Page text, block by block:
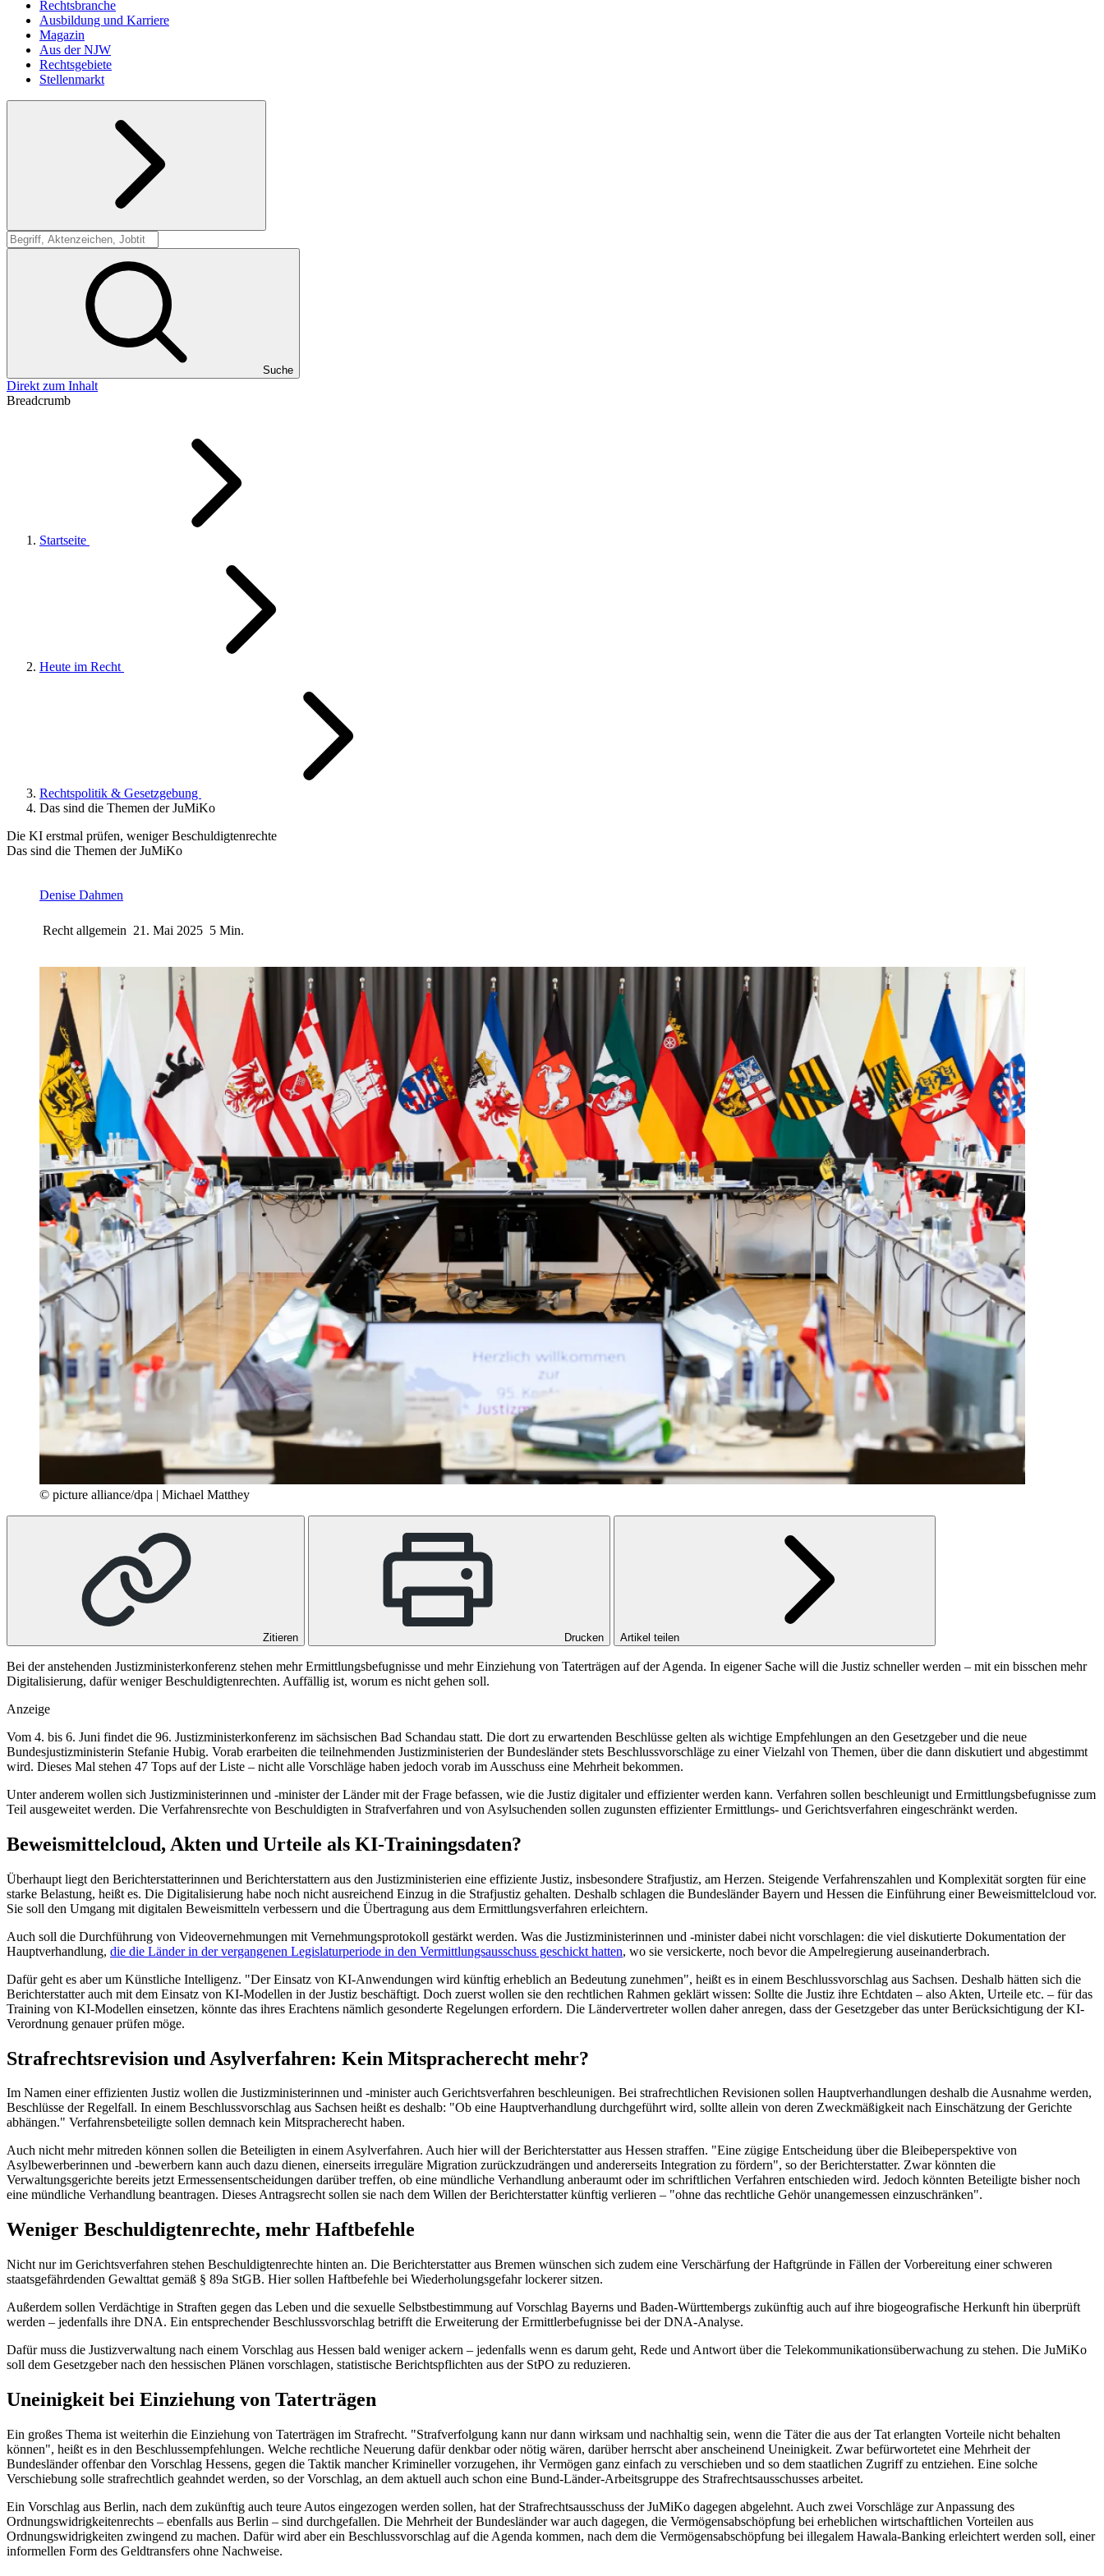
Rechtsbranche
Ausbildung und Karriere
Magazin
Aus der NJW
Rechtsgebiete
Stellenmarkt
Suche
Suche
Direkt zum Inhalt
Breadcrumb
Startseite
Heute im Recht
Rechtspolitik & Gesetzgebung
Das sind die Themen der JuMiKo
Die KI erstmal prüfen, weniger Beschuldigtenrechte
Das sind die Themen der JuMiKo
Denise Dahmen
Recht allgemein 21. Mai 2025 5 Min.
© picture alliance/dpa | Michael Matthey
Zitieren Drucken Artikel teilen
Bei der anstehenden Justizministerkonferenz stehen mehr Ermittlungsbefugnisse und mehr Einziehung von Taterträgen auf der Agenda. In eigener Sache will die Justiz schneller werden – mit ein bisschen mehr
Digitalisierung, dafür weniger Beschuldigtenrechten. Auffällig ist, worum es nicht gehen soll.
Anzeige
Vom 4. bis 6. Juni findet die 96. Justizministerkonferenz im sächsischen Bad Schandau statt. Die dort zu erwartenden Beschlüsse gelten als wichtige Empfehlungen an den Gesetzgeber und die neue
Bundesjustizministerin Stefanie Hubig. Vorab erarbeiten die teilnehmenden Justizministerien der Bundesländer stets Beschlussvorschläge zu einer Vielzahl von Themen, über die dann diskutiert und abgestimmt
wird. Dieses Mal stehen 47 Tops auf der Liste – nicht alle Vorschläge haben jedoch vorab im Ausschuss eine Mehrheit bekommen.
Unter anderem wollen sich Justizministerinnen und -minister der Länder mit der Frage befassen, wie die Justiz digitaler und effizienter werden kann. Verfahren sollen beschleunigt und Ermittlungsbefugnisse zum
Teil ausgeweitet werden. Die Verfahrensrechte von Beschuldigten in Strafverfahren und von Asylsuchenden sollen zugunsten effizienter Ermittlungs- und Gerichtsverfahren eingeschränkt werden.
Beweismittelcloud, Akten und Urteile als KI-Trainingsdaten?
Überhaupt liegt den Berichterstatterinnen und Berichterstattern aus den Justizministerien eine effiziente Justiz, insbesondere Strafjustiz, am Herzen. Steigende Verfahrenszahlen und Komplexität sorgten für eine
starke Belastung, heißt es. Die Digitalisierung habe noch nicht ausreichend Einzug in die Strafjustiz gehalten. Deshalb schlagen die Bundesländer Bayern und Hessen die Einführung einer Beweismittelcloud vor.
Sie soll den Umgang mit digitalen Beweismitteln verbessern und die Übertragung aus dem Ermittlungsverfahren erleichtern.
Auch soll die Durchführung von Videovernehmungen mit Vernehmungsprotokoll gestärkt werden. Was die Justizministerinnen und -minister dabei nicht vorschlagen: die viel diskutierte Dokumentation der
Hauptverhandlung, die die Länder in der vergangenen Legislaturperiode in den Vermittlungsausschuss geschickt hatten, wo sie versickerte, noch bevor die Ampelregierung auseinanderbrach.
Dafür geht es aber um Künstliche Intelligenz. "Der Einsatz von KI-Anwendungen wird künftig erheblich an Bedeutung zunehmen", heißt es in einem Beschlussvorschlag aus Sachsen. Deshalb hätten sich die
Berichterstatter auch mit dem Einsatz von KI-Modellen in der Justiz beschäftigt. Doch zuerst wollen sie den rechtlichen Rahmen geklärt wissen: Sollte die Justiz ihre Echtdaten – also Akten, Urteile etc. – für das
Training von KI-Modellen einsetzen, könnte das ihres Erachtens nämlich gesonderte Regelungen erfordern. Die Ländervertreter wollen daher anregen, dass der Gesetzgeber das unter Berücksichtigung der KI-
Verordnung genauer prüfen möge.
Strafrechtsrevision und Asylverfahren: Kein Mitspracherecht mehr?
Im Namen einer effizienten Justiz wollen die Justizministerinnen und -minister auch Gerichtsverfahren beschleunigen. Bei strafrechtlichen Revisionen sollen Hauptverhandlungen deshalb die Ausnahme werden,
Beschlüsse der Regelfall. In einem Beschlussvorschlag aus Sachsen heißt es deshalb: "Ob eine Hauptverhandlung durchgeführt wird, sollte allein von deren Zweckmäßigkeit nach Einschätzung der Gerichte
abhängen." Verfahrensbeteiligte sollen demnach kein Mitspracherecht haben.
Auch nicht mehr mitreden können sollen die Beteiligten in einem Asylverfahren. Auch hier will der Berichterstatter aus Hessen straffen. "Eine zügige Entscheidung über die Bleibeperspektive von
Asylbewerberinnen und -bewerbern kann auch dazu dienen, einerseits irreguläre Migration zurückzudrängen und andererseits Integration zu fördern", so der Berichterstatter. Zwar könnten die
Verwaltungsgerichte bereits jetzt Ermessensentscheidungen darüber treffen, ob eine mündliche Verhandlung anberaumt oder im schriftlichen Verfahren entschieden wird. Jedoch könnten Beteiligte bisher noch
eine mündliche Verhandlung beantragen. Dieses Antragsrecht sollen sie nach dem Willen der Berichterstatter künftig verlieren – "ohne das rechtliche Gehör unangemessen einzuschränken".
Weniger Beschuldigtenrechte, mehr Haftbefehle
Nicht nur im Gerichtsverfahren stehen Beschuldigtenrechte hinten an. Die Berichterstatter aus Bremen wünschen sich zudem eine Verschärfung der Haftgründe in Fällen der Vorbereitung einer schweren
staatsgefährdenden Gewalttat gemäß § 89a StGB. Hier sollen Haftbefehle bei Wiederholungsgefahr lockerer sitzen.
Außerdem sollen Verdächtige in Straften gegen das Leben und die sexuelle Selbstbestimmung auf Vorschlag Bayerns und Baden-Württembergs zukünftig auch auf ihre biogeografische Herkunft hin überprüft
werden – jedenfalls ihre DNA. Ein entsprechender Beschlussvorschlag betrifft die Erweiterung der Ermittlerbefugnisse bei der DNA-Analyse.
Dafür muss die Justizverwaltung nach einem Vorschlag aus Hessen bald weniger ackern – jedenfalls wenn es darum geht, Rede und Antwort über die Telekommunikationsüberwachung zu stehen. Die JuMiKo
soll dem Gesetzgeber nach den hessischen Plänen vorschlagen, statistische Berichtspflichten aus der StPO zu reduzieren.
Uneinigkeit bei Einziehung von Taterträgen
Ein großes Thema ist weiterhin die Einziehung von Taterträgen im Strafrecht. "Strafverfolgung kann nur dann wirksam und nachhaltig sein, wenn die Täter die aus der Tat erlangten Vorteile nicht behalten
können", heißt es in den Beschlussempfehlungen. Welche rechtliche Neuerung dafür denkbar oder nötig wären, darüber herrscht aber anscheinend Uneinigkeit. Zwar befürwortetet eine Mehrheit der
Bundesländer offenbar den Vorschlag Hessens, gegen die Taktik mancher Krimineller vorzugehen, ihr Vermögen ganz einfach zu verschieben und so dem staatlichen Zugriff zu entziehen. Eine solche
Verschiebung solle strafrechtlich geahndet werden, so der Vorschlag, an dem aktuell auch schon eine Bund-Länder-Arbeitsgruppe des Strafrechtsausschusses arbeitet.
Ein Vorschlag aus Berlin, nach dem zukünftig auch teure Autos eingezogen werden sollen, hat der Strafrechtsausschuss der JuMiKo dagegen abgelehnt. Auch zwei Vorschläge zur Anpassung des
Ordnungswidrigkeitenrechts – ebenfalls aus Berlin – sind durchgefallen. Die Mehrheit der Bundesländer war auch dagegen, die Vermögensabschöpfung bei erheblichen wirtschaftlichen Vorteilen aus
Ordnungswidrigkeiten zwingend zu machen. Dafür wird aber ein Beschlussvorschlag auf die Agenda kommen, nach dem die Vermögensabschöpfung bei illegalem Hawala-Banking erleichtert werden soll, einer
informellen Form des Geldtransfers ohne Nachweise.